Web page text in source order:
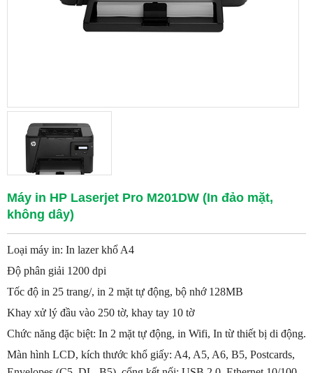
Máy in HP Laserjet Pro M201DW (In đảo mặt,
không dây)
Loại máy in: In lazer khổ A4
Độ phân giải 1200 dpi
Tốc độ in 25 trang/, in 2 mặt tự động, bộ nhớ 128MB
Khay xử lý đầu vào 250 tờ, khay tay 10 tờ
Chức năng đặc biệt: In 2 mặt tự động, in Wifi, In từ thiết bị di động.
Màn hình LCD, kích thước khổ giấy: A4, A5, A6, B5, Postcards,